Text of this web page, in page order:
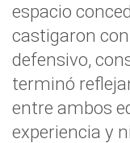
espacio
castigaron
defensivo,
terminó
entre ambos
experiencia y